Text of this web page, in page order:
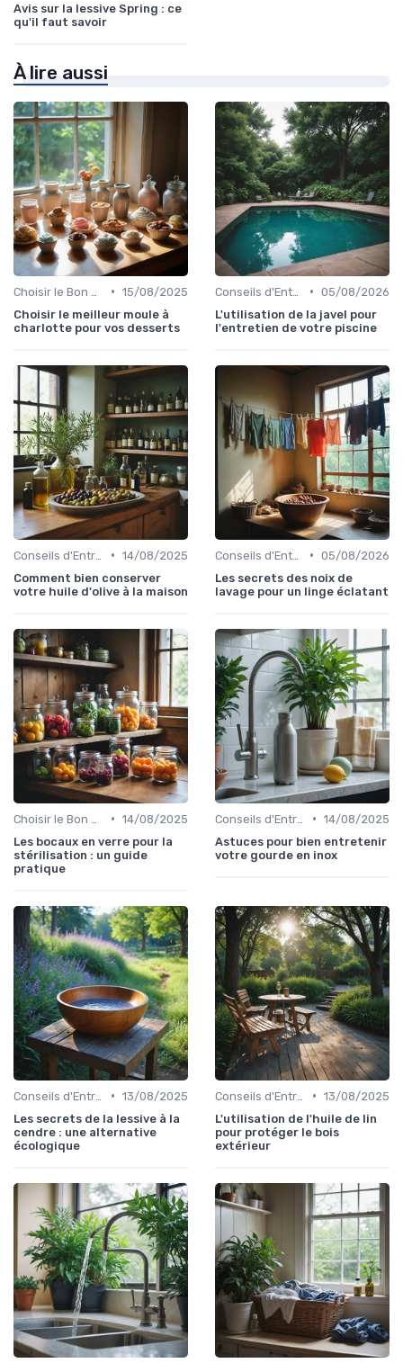
Avis sur la lessive Spring : ce
qu'il faut savoir
À lire aussi
• 15/08/2025
Choisir le meilleur moule à
charlotte pour vos desserts
• 05/08/2026
L'utilisation de la javel pour
l'entretien de votre piscine
• 14/08/2025
Comment bien conserver
votre huile d'olive à la maison
• 05/08/2026
Les secrets des noix de
lavage pour un linge éclatant
• 14/08/2025
Les bocaux en verre pour la
stérilisation : un guide
pratique
• 14/08/2025
Astuces pour bien entretenir
votre gourde en inox
• 13/08/2025
Les secrets de la lessive à la
cendre : une alternative
écologique
• 13/08/2025
L'utilisation de l'huile de lin
pour protéger le bois
extérieur